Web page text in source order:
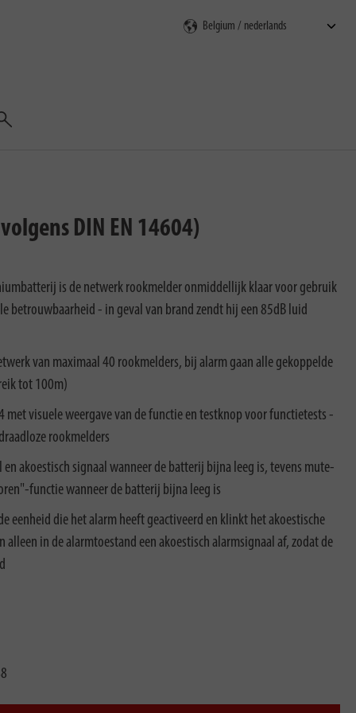
Zoeken
DIN EN 14604)
is de netwerk rookmelder onmiddellijk klaar voor gebruik
betrouwbaarheid - in geval van brand zendt hij een 85dB luid
van maximaal 40 rookmelders, bij alarm gaan alle gekoppelde
tot 100m)
met visuele weergave van de functie en testknop voor functietests -
rookmelders
akoestisch signaal wanneer de batterij bijna leeg is, tevens mute-
functie wanneer de batterij bijna leeg is
eenheid die het alarm heeft geactiveerd en klinkt het akoestische
in de alarmtoestand een akoestisch alarmsignaal af, zodat de